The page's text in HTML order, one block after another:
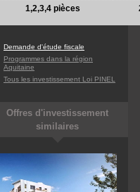
1,2,3,4 pièces
Demande d'étude fiscale
Programmes dans la région
Aquitaine
Tous les investissement Loi PINEL
Offres d'investissement
similaires